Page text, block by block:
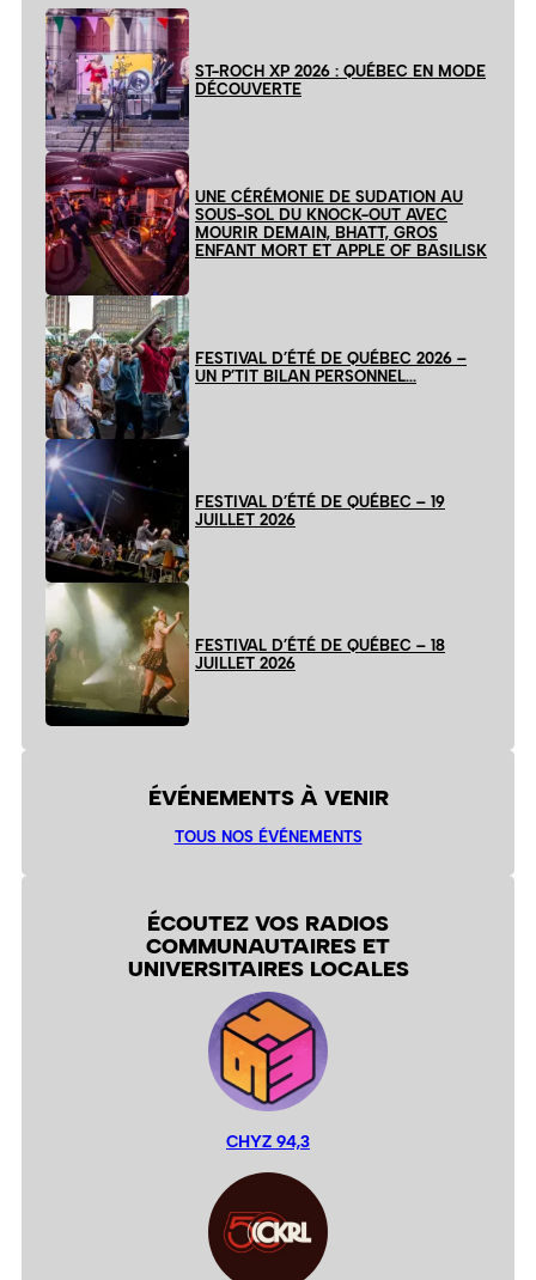
ST-ROCH XP 2026 : QUÉBEC EN MODE
DÉCOUVERTE
UNE CÉRÉMONIE DE SUDATION AU
SOUS-SOL DU KNOCK-OUT AVEC
MOURIR DEMAIN, BHATT, GROS
ENFANT MORT ET APPLE OF BASILISK
FESTIVAL D’ÉTÉ DE QUÉBEC 2026 –
UN P’TIT BILAN PERSONNEL…
FESTIVAL D’ÉTÉ DE QUÉBEC – 19
JUILLET 2026
FESTIVAL D’ÉTÉ DE QUÉBEC – 18
JUILLET 2026
ÉVÉNEMENTS À VENIR
TOUS NOS ÉVÉNEMENTS
ÉCOUTEZ VOS RADIOS
COMMUNAUTAIRES ET
UNIVERSITAIRES LOCALES
CHYZ 94,3